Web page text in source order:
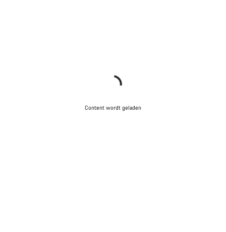
Content wordt geladen